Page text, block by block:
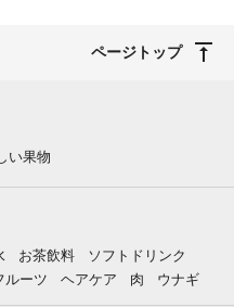
ページトップ
い果物
お茶飲料
ソフトドリンク
ルーツ ヘアケア 肉 ウナギ